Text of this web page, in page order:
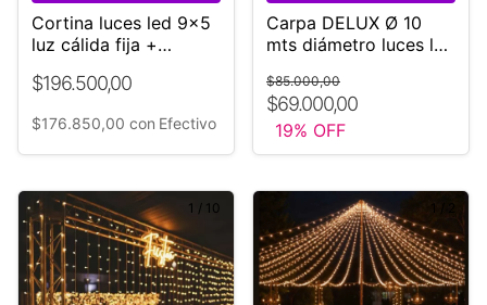
Cortina luces led 9x5
luz cálida fija +
$196.500,00
$176.850,00 con Efectivo
Carpa DELUX Ø 10
mts diámetro luces led
Bodas
$69.000,00
$85.000,00
19% OFF
1 / 10 1 2